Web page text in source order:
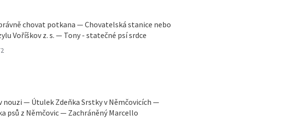
chovat potkana — Chovatelská stanice nebo
Voříškov z. s. — Tony - statečné psí srdce
nouzi — Útulek Zdeňka Srstky v Němčovicích —
psů z Němčovic — Zachráněný Marcello